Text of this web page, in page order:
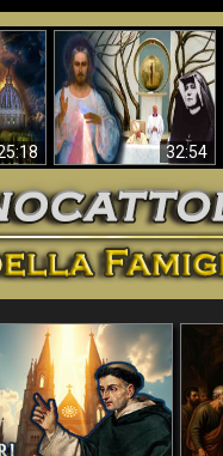
32:54
Faustina e la Divina
Misericordia – un
inganno